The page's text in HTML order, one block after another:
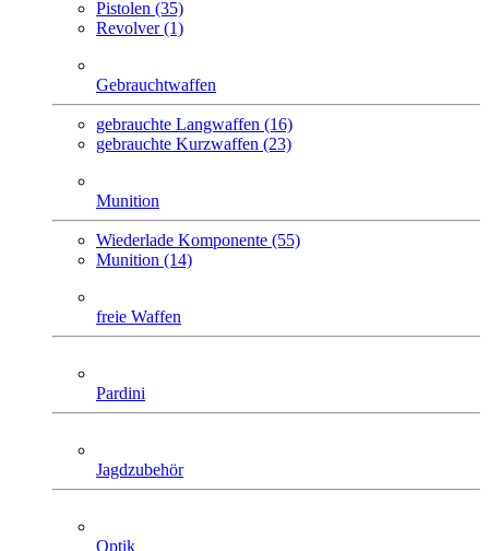
Pistolen (35)
Revolver (1)
Gebrauchtwaffen
gebrauchte Langwaffen (16)
gebrauchte Kurzwaffen (23)
Munition
Wiederlade Komponente (55)
Munition (14)
freie Waffen
Pardini
Jagdzubehör
Optik